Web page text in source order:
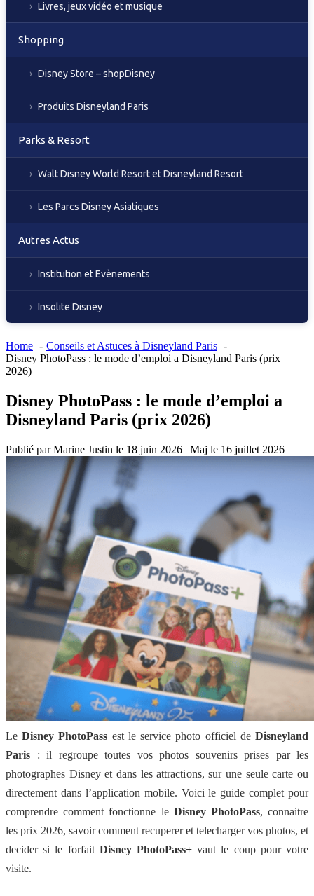
Livres, jeux vidéo et musique
Shopping
Disney Store – shopDisney
Produits Disneyland Paris
Parks & Resort
Walt Disney World Resort et Disneyland Resort
Les Parcs Disney Asiatiques
Autres Actus
Institution et Evènements
Insolite Disney
Home
Conseils et Astuces à Disneyland Paris
Disney PhotoPass : le mode d’emploi a Disneyland Paris (prix
2026)
Disney PhotoPass : le mode d’emploi a
Disneyland Paris (prix 2026)
Publié parMarine Justin le 18 juin 2026 | Maj le 16 juillet 2026
LeDisney PhotoPass est le service photo officiel deDisneyland
Paris : il regroupe toutes vos photos souvenirs prises par les
photographes Disney et dans les attractions, sur une seule carte ou
directement dans l’application mobile. Voici le guide complet pour
comprendre comment fonctionne le Disney PhotoPass, connaitre
les prix 2026, savoir comment recuperer et telecharger vos photos, et
decider si le forfait Disney PhotoPass+ vaut le coup pour votre
visite.